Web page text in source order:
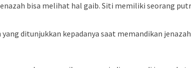
bisa melihat hal gaib. Siti memiliki seorang
ditunjukkan kepadanya saat memandikan